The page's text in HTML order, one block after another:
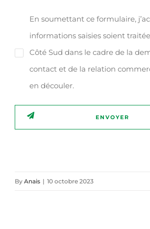
(Nécessaire)
En soumettant ce formulaire,
informations saisies soient
Côté Sud dans le cadre de la
contact et de la relation
en découler.
By Anais | 10 octobre 2023